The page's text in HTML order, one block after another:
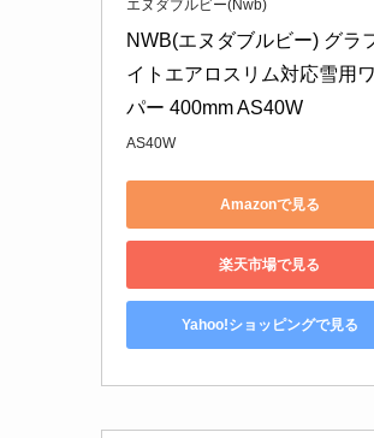
エヌダブルビー(Nwb)
NWB(エヌダブルビー) グラ
イトエアロスリム対応雪用
パー 400mm AS40W
AS40W
Amazonで見る
楽天市場で見る
Yahoo!ショッピングで見る